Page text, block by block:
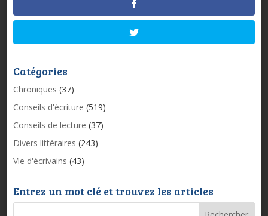
Catégories
Chroniques (37)
Conseils d'écriture (519)
Conseils de lecture (37)
Divers littéraires (243)
Vie d'écrivains (43)
Entrez un mot clé et trouvez les articles